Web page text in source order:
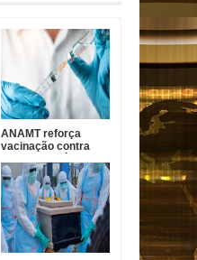
ANAMT reforça
vacinação contra
em São Paulo